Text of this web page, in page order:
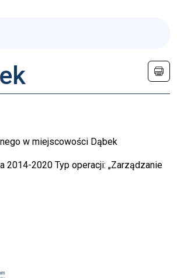
w miejscowości Dąbek
2014-2020 Typ operacji: „Zarządzanie